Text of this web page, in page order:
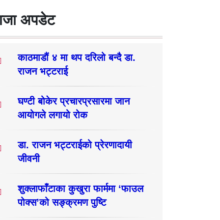
अपडेट
काठमाडौं ४ मा थप दरिलो बन्दै डा.
राजन भट्टराई
घण्टी बोकेर प्रचारप्रसारमा जान
आयोगले लगायो रोक
डा. राजन भट्टराईको प्रेरणादायी
जीवनी
शुक्लाफाँटाका कुखुरा फार्ममा ‘फाउल
पोक्स’को सङ्क्रमण पुष्टि